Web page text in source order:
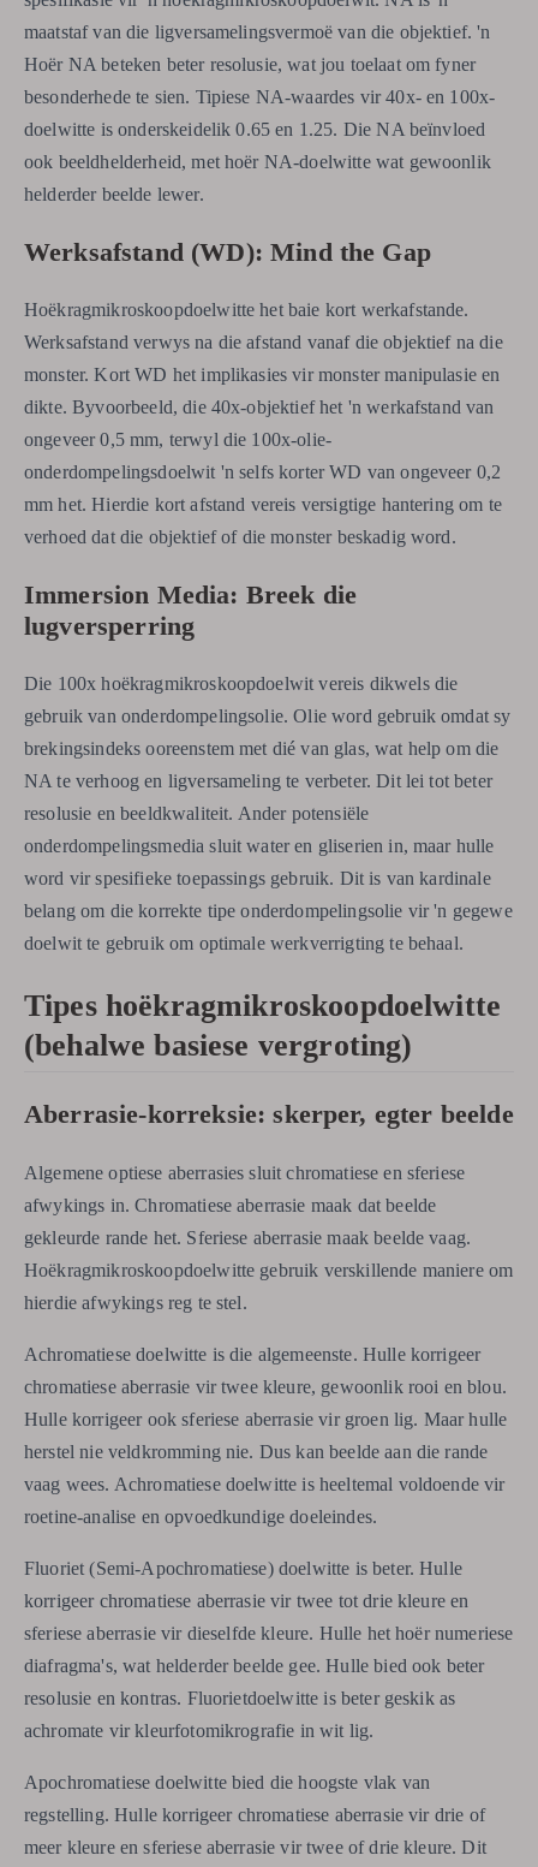
maatstaf van die ligversamelingsvermoë van die objektief. 'n
Hoër NA beteken beter resolusie, wat jou toelaat om fyner
besonderhede te sien. Tipiese NA-waardes vir 40x- en 100x-
doelwitte is onderskeidelik 0.65 en 1.25. Die NA beïnvloed
ook beeldhelderheid, met hoër NA-doelwitte wat gewoonlik
helderder beelde lewer.
Werksafstand (WD): Mind the Gap
Hoëkragmikroskoopdoelwitte het baie kort werkafstande.
Werksafstand verwys na die afstand vanaf die objektief na die
monster. Kort WD het implikasies vir monster manipulasie en
dikte. Byvoorbeeld, die 40x-objektief het 'n werkafstand van
ongeveer 0,5 mm, terwyl die 100x-olie-
onderdompelingsdoelwit 'n selfs korter WD van ongeveer 0,2
mm het. Hierdie kort afstand vereis versigtige hantering om te
verhoed dat die objektief of die monster beskadig word.
Immersion Media: Breek die
lugversperring
Die 100x hoëkragmikroskoopdoelwit vereis dikwels die
gebruik van onderdompelingsolie. Olie word gebruik omdat sy
brekingsindeks ooreenstem met dié van glas, wat help om die
NA te verhoog en ligversameling te verbeter. Dit lei tot beter
resolusie en beeldkwaliteit. Ander potensiële
onderdompelingsmedia sluit water en gliserien in, maar hulle
word vir spesifieke toepassings gebruik. Dit is van kardinale
belang om die korrekte tipe onderdompelingsolie vir 'n gegewe
doelwit te gebruik om optimale werkverrigting te behaal.
Tipes hoëkragmikroskoopdoelwitte
(behalwe basiese vergroting)
Aberrasie-korreksie: skerper, egter beelde
Algemene optiese aberrasies sluit chromatiese en sferiese
afwykings in. Chromatiese aberrasie maak dat beelde
gekleurde rande het. Sferiese aberrasie maak beelde vaag.
Hoëkragmikroskoopdoelwitte gebruik verskillende maniere om
hierdie afwykings reg te stel.
Achromatiese doelwitte is die algemeenste. Hulle korrigeer
chromatiese aberrasie vir twee kleure, gewoonlik rooi en blou.
Hulle korrigeer ook sferiese aberrasie vir groen lig. Maar hulle
herstel nie veldkromming nie. Dus kan beelde aan die rande
vaag wees. Achromatiese doelwitte is heeltemal voldoende vir
roetine-analise en opvoedkundige doeleindes.
Fluoriet (Semi-Apochromatiese) doelwitte is beter. Hulle
korrigeer chromatiese aberrasie vir twee tot drie kleure en
sferiese aberrasie vir dieselfde kleure. Hulle het hoër numeriese
diafragma's, wat helderder beelde gee. Hulle bied ook beter
resolusie en kontras. Fluorietdoelwitte is beter geskik as
achromate vir kleurfotomikrografie in wit lig.
Apochromatiese doelwitte bied die hoogste vlak van
regstelling. Hulle korrigeer chromatiese aberrasie vir drie of
meer kleure en sferiese aberrasie vir twee of drie kleure. Dit